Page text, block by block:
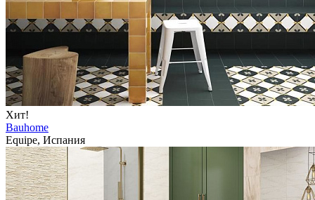
Хит!
Bauhome
Equipe, Испания